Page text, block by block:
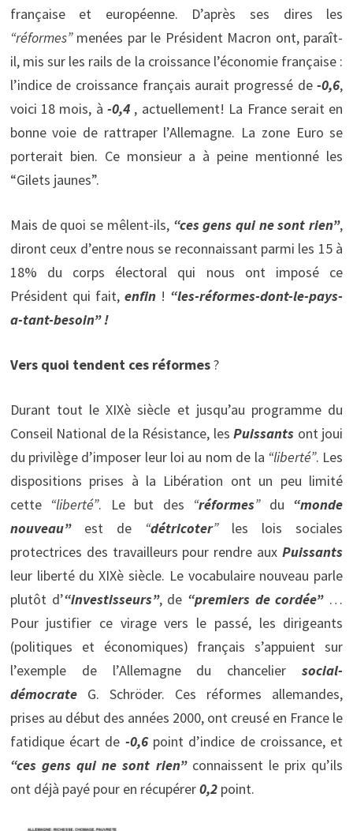
française et européenne. D’après ses dires les
“réformes”menées par le Président Macron ont, paraît-
il, mis sur les rails de la croissance l’économie française :
l’indice de croissance français aurait progressé de-0,6,
voici 18 mois, à-0,4 , actuellement! La France serait en
bonne voie de rattraper l’Allemagne. La zone Euro se
porterait bien. Ce monsieur a à peine mentionné les
“Gilets jaunes”.
Mais de quoi se mêlent-ils, “ces gens qui ne sont rien”,
diront ceux d’entre nous se reconnaissant parmi les 15 à
18% du corps électoral qui nous ont imposé ce
Président qui fait,enfin ! “les-réformes-dont-le-pays-
a-tant-besoin” !
Vers quoi tendent ces réformes?
Durant tout le XIXè siècle et jusqu’au programme du
Conseil National de la Résistance, lesPuissants ont joui
du privilège d’imposer leur loi au nom de la “liberté”. Les
dispositions prises à la Libération ont un peu limité
cette “liberté”. Le but des “réformes”du “monde
nouveau”est de “détricoter”les lois sociales
protectrices des travailleurs pour rendre auxPuissants
leur liberté du XIXè siècle. Le vocabulaire nouveau parle
plutôt d’“investisseurs”, de “premiers de cordée”…
Pour justifier ce virage vers le passé, les dirigeants
(politiques et économiques) français s’appuient sur
l’exemple de l’Allemagne du chanceliersocial-
démocrateG. Schröder. Ces réformes allemandes,
prises au début des années 2000, ont creusé en France le
fatidique écart de -0,6 point d’indice de croissance, et
“ces gens qui ne sont rien” connaissent le prix qu’ils
ont déjà payé pour en récupérer0,2point.